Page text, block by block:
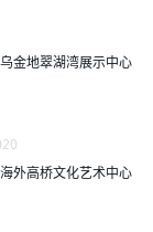
金地翠湖湾展示中心
外高桥文化艺术中心